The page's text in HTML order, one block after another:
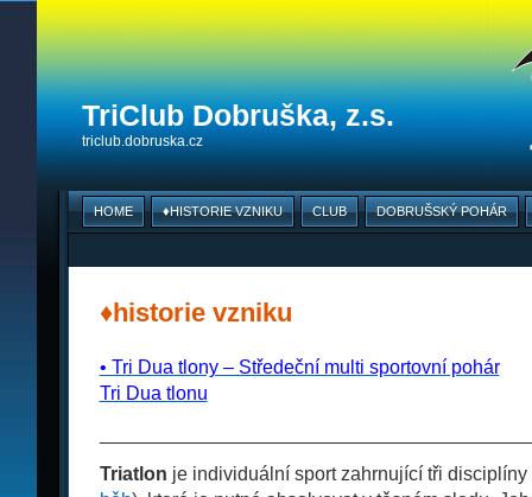
TriClub Dobruška, z.s.
triclub.dobruska.cz
HOME ♦HISTORIE VZNIKU CLUB DOBRUŠSKÝ POHÁR
♦historie vzniku
• Tri Dua tlony – Středeční multi sportovní pohár_
Tri Dua tlonu
Triatlon je individuální sport zahrnující tři disciplíny